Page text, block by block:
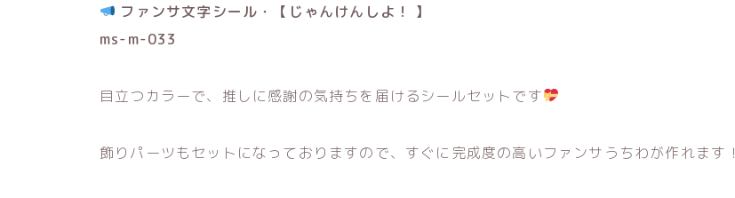
ファンサ文字シール・【じゃんけんしよ！
】
ms-m-033
目立つカラーで、推しに感謝の気持ちを届けるシールセットです
飾りパーツもセットになっておりますので、すぐに完成度の高いファンサうちわが作れます！